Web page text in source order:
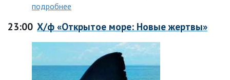
подробнее
23:00 Х/ф «Открытое море: Новые жертвы»